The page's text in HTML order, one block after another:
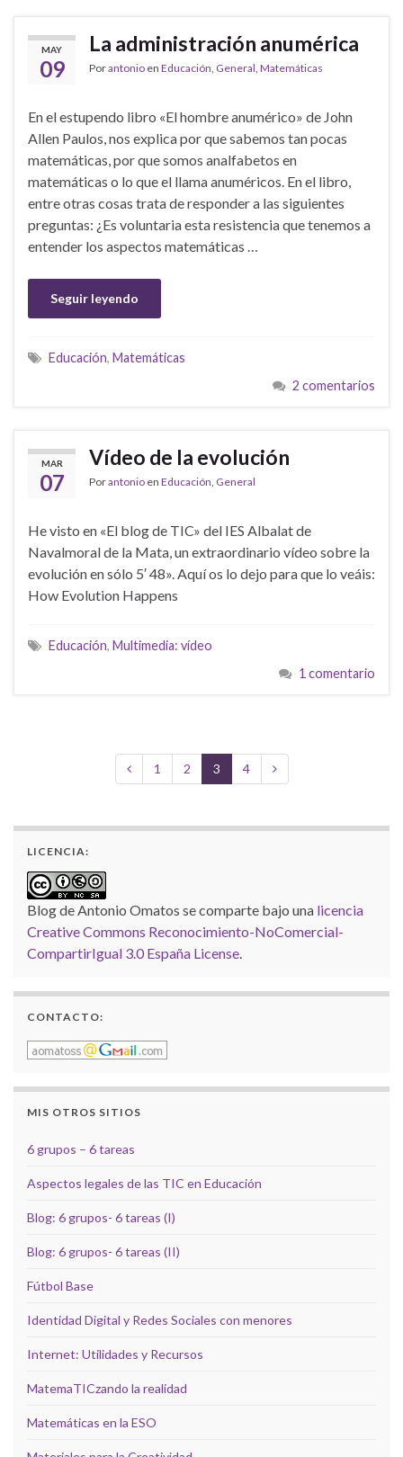
MAY
09
La administración anumérica
Porantonio en Educación, General, Matemáticas
En el estupendo libro «El hombre anumérico» de John
Allen Paulos, nos explica por que sabemos tan pocas
matemáticas, por que somos analfabetos en
matemáticas o lo que el llama anuméricos. En el libro,
entre otras cosas trata de responder a las siguientes
preguntas: ¿Es voluntaria esta resistencia que tenemos a
entender los aspectos matemáticas …
Seguir leyendo
Educación, Matemáticas
2 comentarios
MAR
07
Vídeo de la evolución
Porantonio en Educación, General
He visto en «El blog de TIC» del IES Albalat de
Navalmoral de la Mata, un extraordinario vídeo sobre la
evolución en sólo 5′ 48». Aquí os lo dejo para que lo veáis:
How Evolution Happens
Educación, Multimedia: vídeo
1 comentario
1 2 3 4
LICENCIA:
Blog de Antonio Omatos se comparte bajo una licencia
Creative Commons Reconocimiento-NoComercial-
CompartirIgual 3.0 España License.
CONTACTO:
MIS OTROS SITIOS
6 grupos – 6 tareas
Aspectos legales de las TIC en Educación
Blog: 6 grupos- 6 tareas (I)
Blog: 6 grupos- 6 tareas (II)
Fútbol Base
Identidad Digital y Redes Sociales con menores
Internet: Utilidades y Recursos
MatemaTICzando la realidad
Matemáticas en la ESO